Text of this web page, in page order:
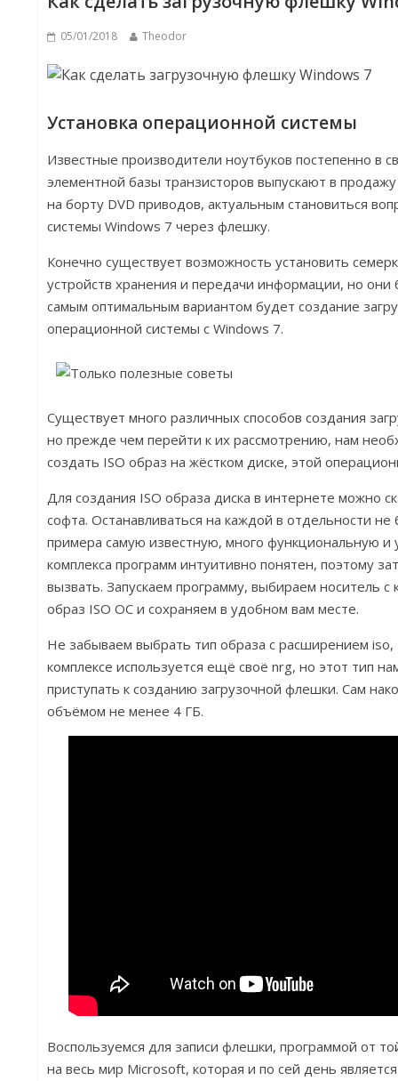
05/01/2018 Theodor
Установка операционной системы
Известные производители ноутбуков постепенно в
элементной базы транзисторов выпускают в
на борту DVD приводов, актуальным становиться
системы Windows 7 через флешку.
Конечно существует возможность установить
устройств хранения и передачи информации, но
самым оптимальным вариантом будет создание
операционной системы с Windows 7.
Существует много различных способов создания
но прежде чем перейти к их рассмотрению, нам
создать ISO образ на жёстком диске, этой
Для создания ISO образа диска в интернете можно
софта. Останавливаться на каждой в отдельности
примера самую известную, много функциональную
комплекса программ интуитивно понятен, поэтому
вызвать. Запускаем программу, выбираем носитель
образ ISO OC и сохраняем в удобном вам месте.
Не забываем выбрать тип образа с расширением iso,
комплексе используется ещё своё nrg, но этот тип
приступать к созданию загрузочной флешки. Сам
объёмом не менее 4 ГБ.
Воспользуемся для записи флешки, программой от
на весь мир Microsoft, которая и по сей день